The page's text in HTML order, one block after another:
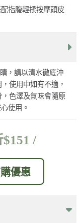
指腹輕揉按摩頭皮
，請以清水徹底沖
使用中如有不適，
色澤及氣味會隨原
使用。
/
優惠